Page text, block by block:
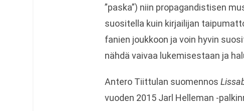
”paska”) niin propagandistisen
suositella kuin kirjailijan
fanien joukkoon ja voin hyvin
nähdä vaivaa lukemisestaan ja
Antero Tiittulan suomennos
vuoden 2015 Jarl Helleman -